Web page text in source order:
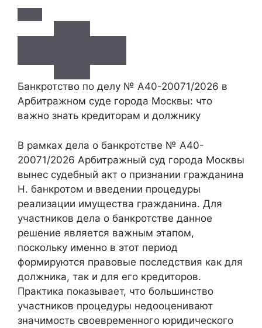
Банкротство по делу № А40-20071/2026 в
Арбитражном суде города Москвы: что
важно знать кредиторам и должнику
В рамках дела о банкротстве № А40-
20071/2026 Арбитражный суд города Москвы
вынес судебный акт о признании гражданина
Н. банкротом и введении процедуры
реализации имущества гражданина. Для
участников дела о банкротстве данное
решение является важным этапом,
поскольку именно в этот период
формируются правовые последствия как для
должника, так и для его кредиторов.
Практика показывает, что большинство
участников процедуры недооценивают
значимость своевременного юридического